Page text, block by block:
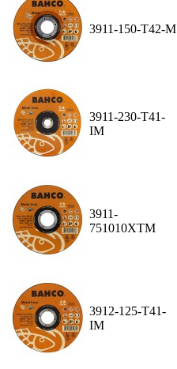
3911-150-T42-M
3911-230-T41-
IM
3911-
751010XTM
3912-125-T41-
IM